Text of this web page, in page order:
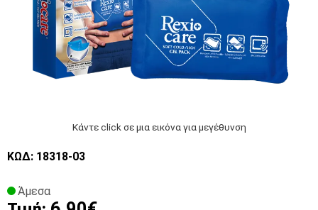
Κάντε click σε μια εικόνα για μεγέθυνση
ΚΩΔ: 18318-03
Άμεσα